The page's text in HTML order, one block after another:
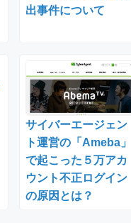
出事件について
サイバーエージェン
ト運営の「Ameba」
で起こった５万アカ
ウント不正ログイン
の原因とは？